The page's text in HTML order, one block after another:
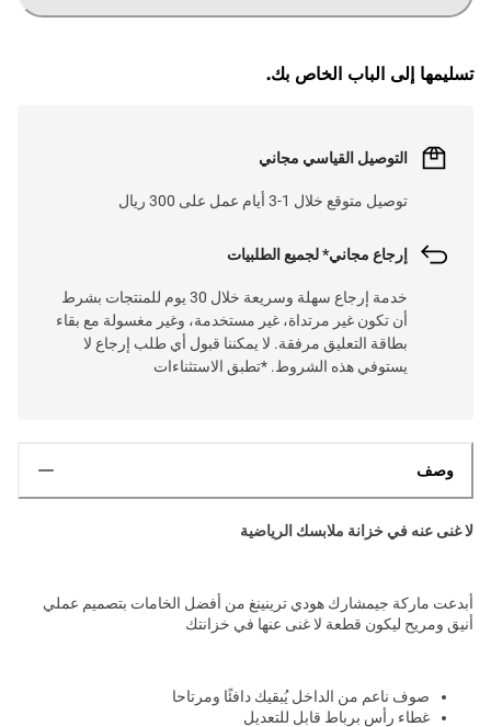
تسليمها إلى الباب الخاص بك.
التوصيل القياسي مجاني
توصيل متوقع خلال 1-3 أيام عمل على 300 ريال
إرجاع مجاني* لجميع الطلبيات
خدمة إرجاع سهلة وسريعة خلال 30 يوم للمنتجات بشرط
أن تكون غير مرتداة، غير مستخدمة، وغير مغسولة مع بقاء
بطاقة التعليق مرفقة. لا يمكننا قبول أي طلب إرجاع لا
يستوفي هذه الشروط. *تطبق الاستثناءات
وصف
لا غنى عنه في خزانة ملابسك الرياضية
أبدعت ماركة جيمشارك هودي ترينينغ من أفضل الخامات بتصميم عملي
أنيق ومريح ليكون قطعة لا غنى عنها في خزانتك
صوف ناعم من الداخل يُبقيك دافئًا ومرتاحا
غطاء رأس برباط قابل للتعديل